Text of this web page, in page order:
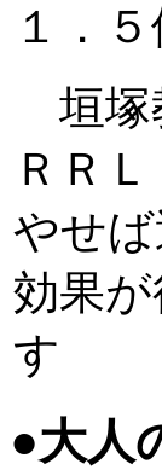
１．
垣塚
ＲＲ
やせ
効果
す
●大人